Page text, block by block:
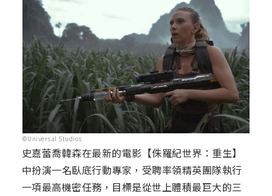
©Universal Studios
史嘉蕾喬韓森在最新的電影【侏羅紀世界：重生】
中扮演一名臥底行動專家，受聘率領精英團隊執行
一項最高機密任務，目標是從世上體積最巨大的三